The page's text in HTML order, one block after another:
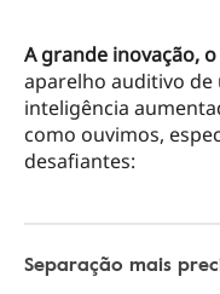
A grande inovação,
aparelho auditivo de
inteligência
como ouvimos,
desafiantes:
Separação mais